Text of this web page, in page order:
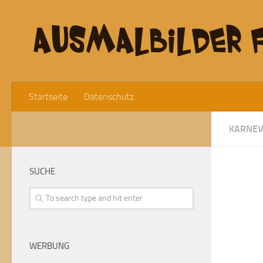
Startseite Datenschutz
SUCHE
WERBUNG